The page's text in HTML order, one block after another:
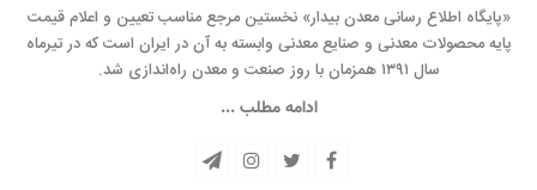
«پایگاه اطلاع رسانی معدن بیدار» نخستین مرجع مناسب تعیین و اعلام قیمت
پایه محصولات معدنی و صنایع معدنی وابسته به آن در ایران است که در تیرماه
سال ۱۳۹۱ همزمان با روز صنعت و معدن راه‌‌اندازی شد.
ادامه مطلب ...